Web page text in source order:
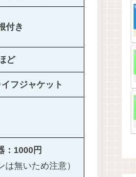
付き
ど
フジャケット
：1000円
無いため注意）